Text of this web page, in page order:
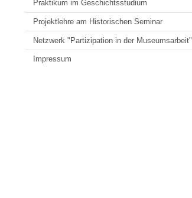
Praktikum im Geschichtsstudium
Projektlehre am Historischen Seminar
Netzwerk "Partizipation in der Museumsarbeit"
Impressum